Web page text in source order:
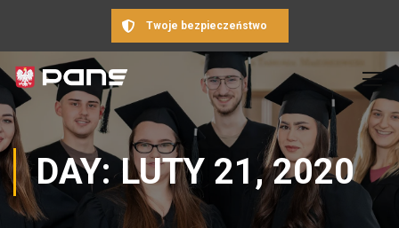
Twoje bezpieczeństwo
DAY: LUTY 21, 2020